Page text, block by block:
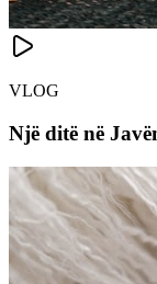
VLOG
Një ditë në